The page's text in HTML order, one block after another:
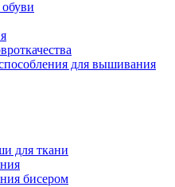
для вышивания
для ткани
бисером